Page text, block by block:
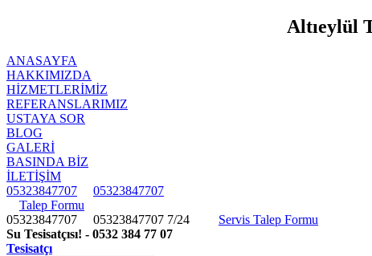
Altıeylül
ANASAYFA
HAKKIMIZDA
HIZMETLERIMIZ
REFERANSLARIMIZ
USTAYA SOR
BLOG
GALERİ
BASINDA BİZ
İLETİŞİM
05323847707
05323847707
Talep Formu
05323847707 05323847707 7/24
Servis Talep Formu
Su Tesisatçısı! - 0532 384 77 07
Tesisatçı